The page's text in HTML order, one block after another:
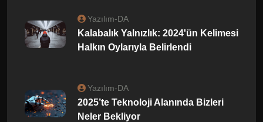
Yazılım-DA
Kalabalık Yalnızlık: 2024'ün Kelimesi
Halkın Oylarıyla Belirlendi
Yazılım-DA
2025’te Teknoloji Alanında Bizleri
Neler Bekliyor